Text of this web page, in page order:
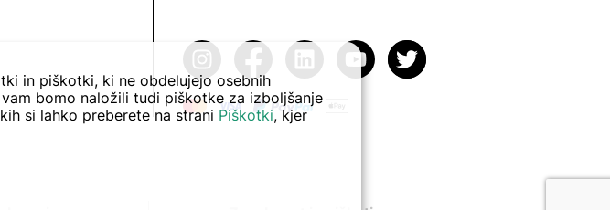
in piškotki, ki ne obdelujejo osebnih
bomo naložili tudi piškotke za izboljšanje
si lahko preberete na strani Piškotki, kjer